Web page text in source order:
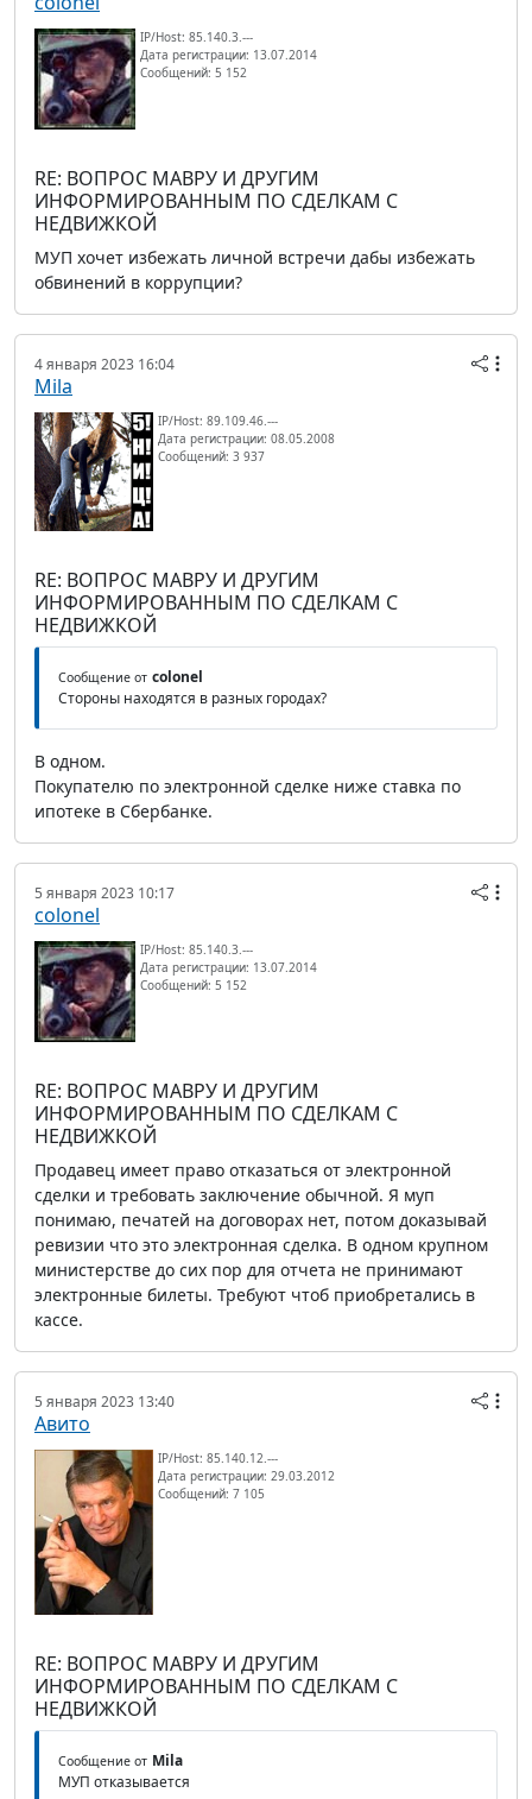
IP/Host: 85.140.3.---
Дата регистрации: 13.07.2014
Сообщений: 5 152
RE: ВОПРОС МАВРУ И ДРУГИМ
ИНФОРМИРОВАННЫМ ПО СДЕЛКАМ С
НЕДВИЖКОЙ
МУП хочет избежать личной встречи дабы избежать
обвинений в коррупции?
4 января 2023 16:04
Mila
IP/Host: 89.109.46.---
Дата регистрации: 08.05.2008
Сообщений: 3 937
RE: ВОПРОС МАВРУ И ДРУГИМ
ИНФОРМИРОВАННЫМ ПО СДЕЛКАМ С
НЕДВИЖКОЙ
Сообщение от colonel
Стороны находятся в разных городах?
В одном.
Покупателю по электронной сделке ниже ставка по
ипотеке в Сбербанке.
5 января 2023 10:17
colonel
IP/Host: 85.140.3.---
Дата регистрации: 13.07.2014
Сообщений: 5 152
RE: ВОПРОС МАВРУ И ДРУГИМ
ИНФОРМИРОВАННЫМ ПО СДЕЛКАМ С
НЕДВИЖКОЙ
Продавец имеет право отказаться от электронной
сделки и требовать заключение обычной. Я муп
понимаю, печатей на договорах нет, потом доказывай
ревизии что это электронная сделка. В одном крупном
министерстве до сих пор для отчета не принимают
электронные билеты. Требуют чтоб приобретались в
кассе.
5 января 2023 13:40
Авито
IP/Host: 85.140.12.---
Дата регистрации: 29.03.2012
Сообщений: 7 105
RE: ВОПРОС МАВРУ И ДРУГИМ
ИНФОРМИРОВАННЫМ ПО СДЕЛКАМ С
НЕДВИЖКОЙ
Сообщение от Mila
МУП отказывается